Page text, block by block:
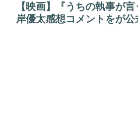
【映画】『うちの執事が
岸優太感想コメントをが公